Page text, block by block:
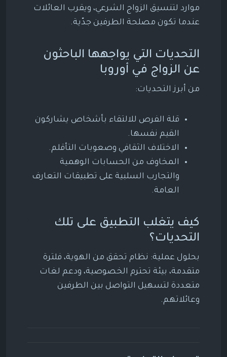
موارد لتنسيق الزواج الشرعي، ويقرب العائلات
عندما تكون مصلحة الطرفين جدّية.
التحديات التي يواجهها الباحثون
عن الزواج في أوروبا
من أبرز التحديات:
قلة الفرص للالتقاء بأشخاص يشاركون
القيم نفسها.
الاختلاف الثقافي وصعوبات التأقلم.
المخاوف من الحسابات الوهمية
والتجارب السلبية على تطبيقات التعارف
العامة.
كيف يتغلب التطبيق على تلك
التحديات؟
بحلول عملية: نظام تحقق من الهوية، فلترة
متقدمة، بيئة تحترم الخصوصية، ودعم لغات
متعددة لتسهيل التواصل بين الطرفين
وعائلاتهم.